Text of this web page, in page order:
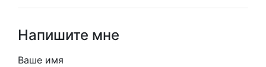
Напишите мне
Ваше имя